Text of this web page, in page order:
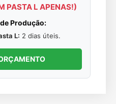
PASTA L APENAS!)
Produção:
L: 2 dias úteis.